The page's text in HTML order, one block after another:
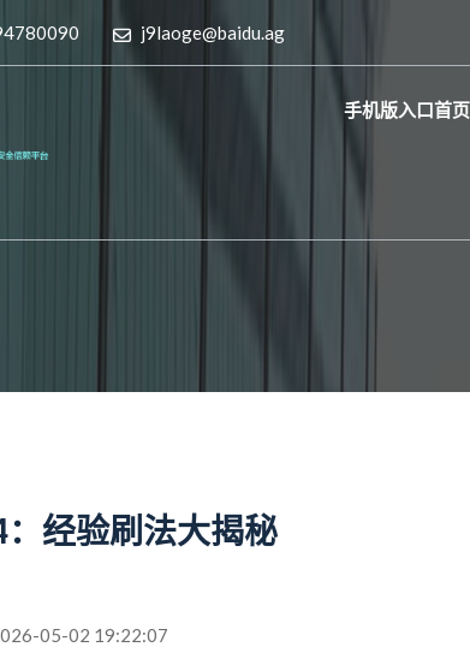
j9laoge@baidu.ag
手机版入口首页
经验刷法大揭秘
05-02 19:22:07